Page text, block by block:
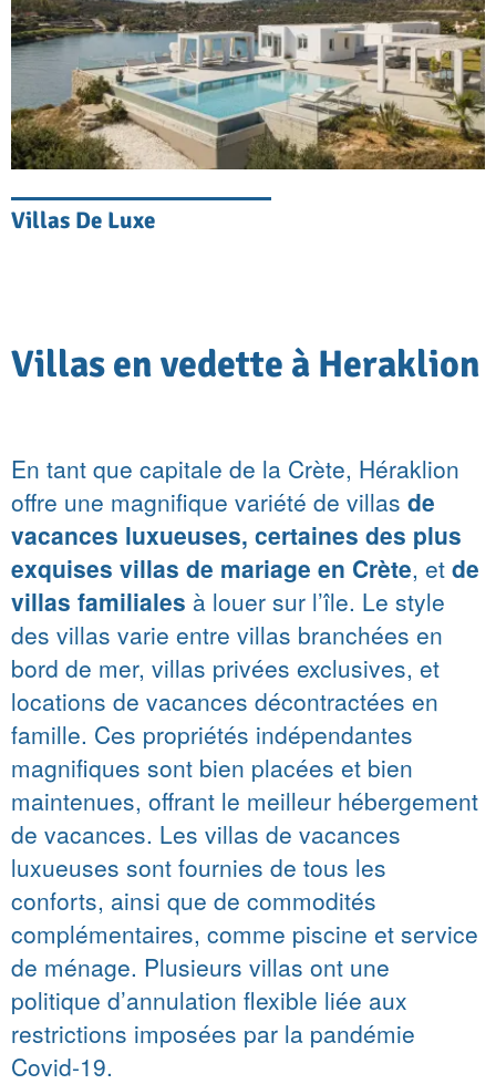
Villas De Luxe
Villas en vedette à Heraklion
En tant que capitale de la Crète, Héraklion
offre une magnifique variété de villas de
vacances luxueuses, certaines des plus
exquises villas de mariage en Crète, et de
villas familiales à louer sur l’île. Le style
des villas varie entre villas branchées en
bord de mer, villas privées exclusives, et
locations de vacances décontractées en
famille. Ces propriétés indépendantes
magnifiques sont bien placées et bien
maintenues, offrant le meilleur hébergement
de vacances. Les villas de vacances
luxueuses sont fournies de tous les
conforts, ainsi que de commodités
complémentaires, comme piscine et service
de ménage. Plusieurs villas ont une
politique d’annulation flexible liée aux
restrictions imposées par la pandémie
Covid-19.